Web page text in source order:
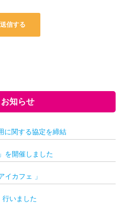
お知らせ
に関する協定を締結
を開催しました
イカフェ 」
いました